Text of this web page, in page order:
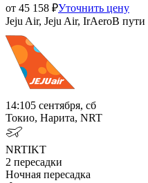
от 45 158 ₽Уточнить цену
Jeju Air, Jeju Air, IrAeroВ пути
14:105 сентября, сб
Токио, Нарита, NRT
NRTIKT
2 пересадки
Ночная пересадка